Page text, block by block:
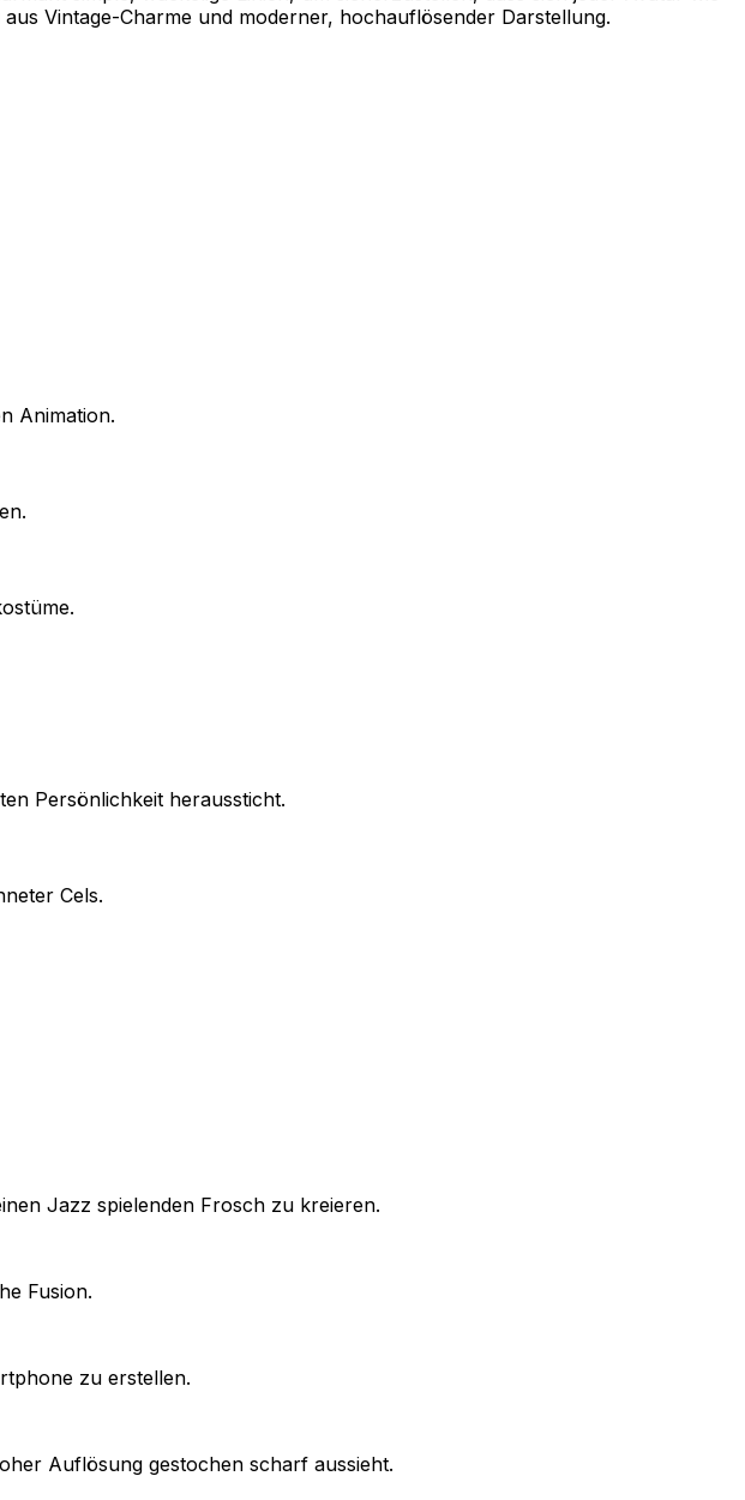
Vintage-Charme und moderner, hochauflösender Darstellung.
Animation.
Persönlichkeit heraussticht.
Cels.
Jazz spielenden Frosch zu kreieren.
Fusion.
zu erstellen.
Auflösung gestochen scharf aussieht.